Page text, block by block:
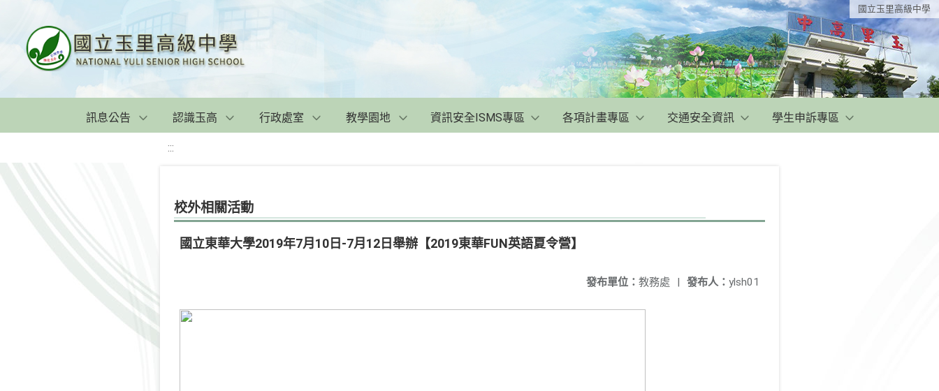
國立玉里高級中學
訊息公告 認識玉高 行政處室 教學園地 資訊安全ISMS專區 各項計畫專區 交通安全資訊 學生申訴專區
:::
校外相關活動
國立東華大學2019年7月10日-7月12日舉辦【2019東華FUN英語夏令營】
發布人： ylsh01
發布單位： 教務處 |